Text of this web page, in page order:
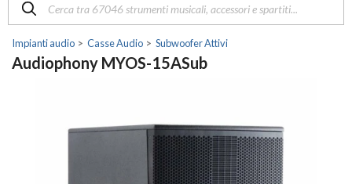
Impianti audio Casse Audio Subwoofer Attivi
Audiophony MYOS-15ASub